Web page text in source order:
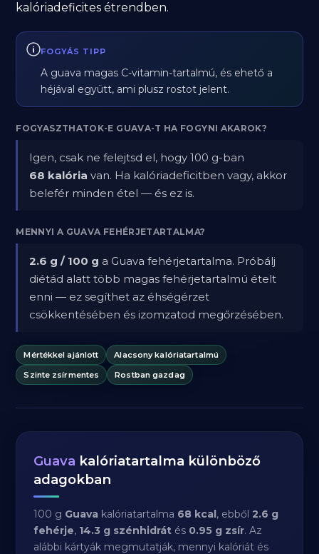
kalóriadeficites étrendben.
FOGYÁS TIPP
A guava magas C-vitamin-tartalmú, és ehető a
héjával együtt, ami plusz rostot jelent.
FOGYASZTHATOK-E GUAVA-T HA FOGYNI AKAROK?
Igen, csak ne felejtsd el, hogy 100 g-ban
68 kalória van. Ha kalóriadeficitben vagy, akkor
belefér minden étel — és ez is.
MENNYI A GUAVA FEHÉRJETARTALMA?
2.6 g / 100 g a Guava fehérjetartalma. Próbálj
diétád alatt több magas fehérjetartalmú ételt
enni — ez segíthet az éhségérzet
csökkentésében és izomzatod megőrzésében.
Mértékkel ajánlott
Alacsony kalóriatartalmú
Szinte zsírmentes
Rostban gazdag
Guava kalóriatartalma különböző
adagokban
100 g Guava kalóriatartalma 68 kcal, ebből2.6 g
fehérje, 14.3 g szénhidrát és 0.95 g zsír. Az
alábbi kártyák megmutatják, mennyi kalóriát és